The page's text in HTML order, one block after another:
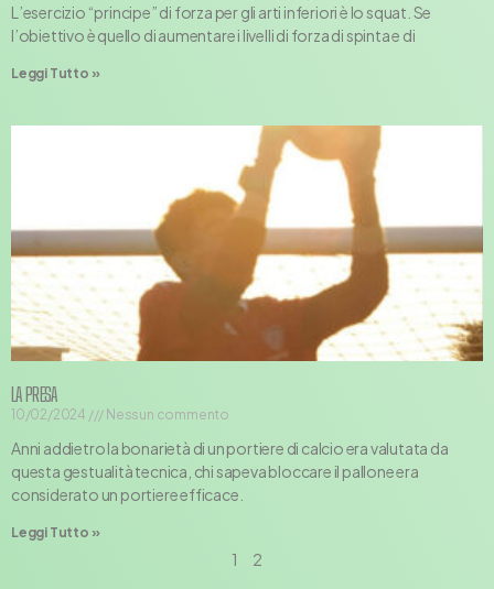
L’esercizio “principe” di forza per gli arti inferiori è lo squat. Se
l’obiettivo è quello di aumentare i livelli di forza di spinta e di
Leggi Tutto »
LA PRESA
10/02/2024 Nessun commento
Anni addietro la bonarietà di un portiere di calcio era valutata da
questa gestualità tecnica, chi sapeva bloccare il pallone era
considerato un portiere efficace.
Leggi Tutto »
1
2